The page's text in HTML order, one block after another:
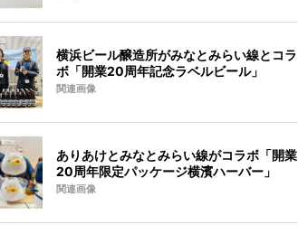
横浜ビール醸造所がみなとみらい線とコラ
ボ「開業20周年記念ラベルビール」
関連画像
ありあけとみなとみらい線がコラボ「開業
20周年限定パッケージ横濱ハーバー」
関連画像